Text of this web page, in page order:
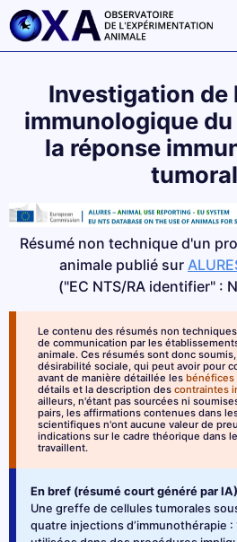
Investigation de
immunologique
la réponse
Résumé non technique d'un
animale publié sur
("EC NTS/RA identifier" :
Le contenu des résumés non
de communication par les
animale. Ces résumés sont donc
désirabilité sociale, qui peut avoir pour
avant de manière détaillée les
détails et la description des contraintes
ailleurs, n'étant pas sourcées ni
pairs, les affirmations contenues dans
scientifiques n'ont aucune valeur de
indications sur le cadre théorique dans
travaillent.
En bref (résumé court généré par IA)
Une greffe de cellules tumorales
quatre injections d’immunothérapie